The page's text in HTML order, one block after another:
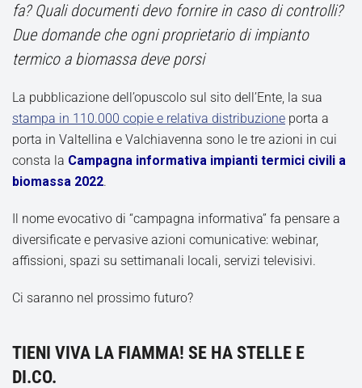
fa? Quali documenti devo fornire in caso di controlli?
Due domande che ogni proprietario di impianto
termico a biomassa deve porsi
La pubblicazione dell’opuscolo sul sito dell’Ente, la sua
stampa in 110.000 copie e relativa distribuzione porta a
porta in Valtellina e Valchiavenna sono le tre azioni in cui
consta la Campagna informativa impianti termici civili a
biomassa 2022.
Il nome evocativo di “campagna informativa” fa pensare a
diversificate e pervasive azioni comunicative: webinar,
affissioni, spazi su settimanali locali, servizi televisivi.
Ci saranno nel prossimo futuro?
TIENI VIVA LA FIAMMA! SE HA STELLE E
DI.CO.